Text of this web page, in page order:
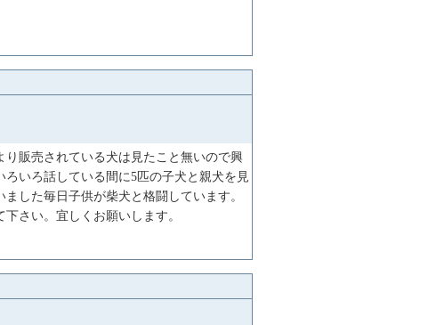
販売されている犬は見たこと無いので興
いろ話している間に5匹の子犬と親犬を見
した毎日子供が柴犬と格闘しています。
さい。宜しくお願いします。